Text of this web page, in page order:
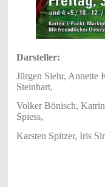
Darsteller:
Jürgen Siehr, Annette
Steinhart,
Volker Bönisch,
Spiess,
Karsten Spitzer, Iris